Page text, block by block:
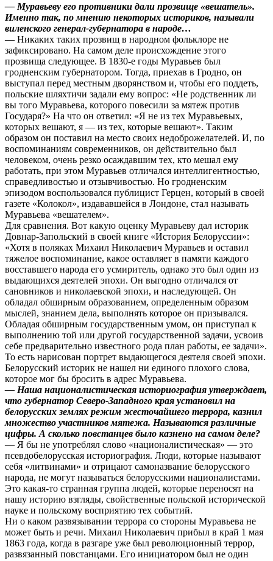
— Муравьеву его противники дали прозвище «вешатель».
Именно так, по мнению некоторых историков, называли
виленского генерал-губернатора в народе…
— Никаких таких прозвищ в народном фольклоре не
зафиксировано. На самом деле происхождение этого
прозвища следующее. В 1830-е годы Муравьев был
гродненским губернатором. Тогда, приехав в Гродно, он
выступал перед местным дворянством и, чтобы его поддеть,
польские шляхтичи задали ему вопрос: «Не родственник ли
вы того Муравьева, которого повесили за мятеж против
Государя?» На что он ответил: «Я не из тех Муравьевых,
которых вешают, я — из тех, которые вешают». Таким
образом он поставил на место своих недоброжелателей. И, по
воспоминаниям современников, он действительно был
человеком, очень резко осаждавшим тех, кто мешал ему
работать, при этом Муравьев отличался интеллигентностью,
справедливостью и отзывчивостью. Но гродненским
эпизодом воспользовался публицист Герцен, который в своей
газете «Колокол», издававшейся в Лондоне, стал называть
Муравьева «вешателем».
Для сравнения. Вот какую оценку Муравьеву дал историк
Довнар-Запольский в своей книге «История Белоруссии»:
«Хотя в поляках Михаил Николаевич Муравьев и оставил
тяжелое воспоминание, какое оставляет в памяти каждого
восставшего народа его усмиритель, однако это был один из
выдающихся деятелей эпохи. Он выгодно отличался от
сановников и николаевской эпохи, и наследующей. Он
обладал обширным образованием, определенным образом
мыслей, знанием дела, выполнять которое он призывался.
Обладая обширным государственным умом, он приступал к
выполнению той или другой государственной задачи, усвоив
себе предварительно известного рода план работы, ее задачи».
То есть нарисован портрет выдающегося деятеля своей эпохи.
Белорусский историк не нашел ни единого плохого слова,
которое мог бы бросить в адрес Муравьева.
— Наша националистическая историография утверждает,
что губернатор Северо-Западного края установил на
белорусских землях режим жесточайшего террора, казнил
множество участников мятежа. Называются различные
цифры. А сколько повстанцев было казнено на самом деле?
— Я бы не употреблял слово «националистическая» — это
псевдобелорусская историография. Люди, которые называют
себя «литвинами» и отрицают самоназвание белорусского
народа, не могут называться белорусскими националистами.
Это какая-то странная группа людей, которые переносят на
нашу историю взгляды, свойственные польской исторической
науке и польскому восприятию тех событий.
Ни о каком развязывании террора со стороны Муравьева не
может быть и речи. Михаил Николаевич прибыл в край 1 мая
1863 года, когда в разгаре уже был революционный террор,
развязанный повстанцами. Его инициатором был не один